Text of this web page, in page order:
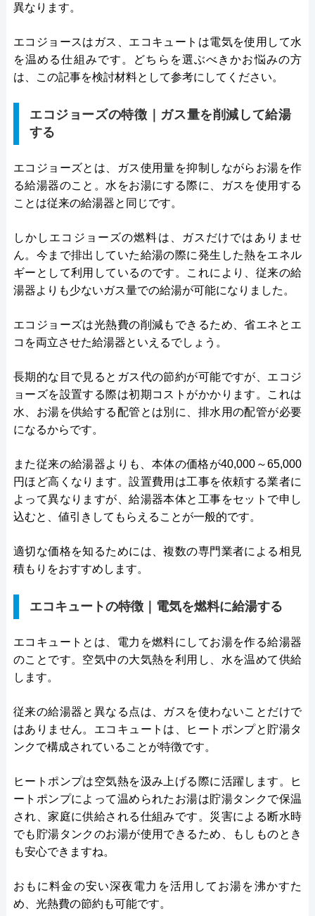
異なります。
エコジョースはガス、エコキュートは電気を使用して水
を温める仕組みです。どちらを選ぶべきかお悩みの方
は、この記事を検討材料として参考にしてください。
エコジョーズの特徴｜ガス量を削減して給湯
する
エコジョーズとは、ガス使用量を抑制しながらお湯を作
る給湯器のこと。水をお湯にする際に、ガスを使用する
ことは従来の給湯器と同じです。
しかしエコジョーズの燃料は、ガスだけではありませ
ん。今まで排出していた給湯の際に発生した熱をエネル
ギーとして利用しているのです。これにより、従来の給
湯器よりも少ないガス量での給湯が可能になりました。
エコジョーズは光熱費の削減もできるため、省エネとエ
コを両立させた給湯器といえるでしょう。
長期的な目で見るとガス代の節約が可能ですが、エコジ
ョーズを設置する際は初期コストがかかります。これは
水、お湯を供給する配管とは別に、排水用の配管が必要
になるからです。
また従来の給湯器よりも、本体の価格が40,000～65,000
円ほど高くなります。設置費用は工事を依頼する業者に
よって異なりますが、給湯器本体と工事をセットで申し
込むと、値引きしてもらえることが一般的です。
適切な価格を知るためには、複数の専門業者による相見
積もりをおすすめします。
エコキュートの特徴｜電気を燃料に給湯する
エコキュートとは、電力を燃料にしてお湯を作る給湯器
のことです。空気中の大気熱を利用し、水を温めて供給
します。
従来の給湯器と異なる点は、ガスを使わないことだけで
はありません。エコキュートは、ヒートポンプと貯湯タ
ンクで構成されていることが特徴です。
ヒートポンプは空気熱を汲み上げる際に活躍します。ヒ
ートポンプによって温められたお湯は貯湯タンクで保温
され、家庭に供給される仕組みです。災害による断水時
でも貯湯タンクのお湯が使用できるため、もしものとき
も安心できますね。
おもに料金の安い深夜電力を活用してお湯を沸かすた
め、光熱費の節約も可能です。